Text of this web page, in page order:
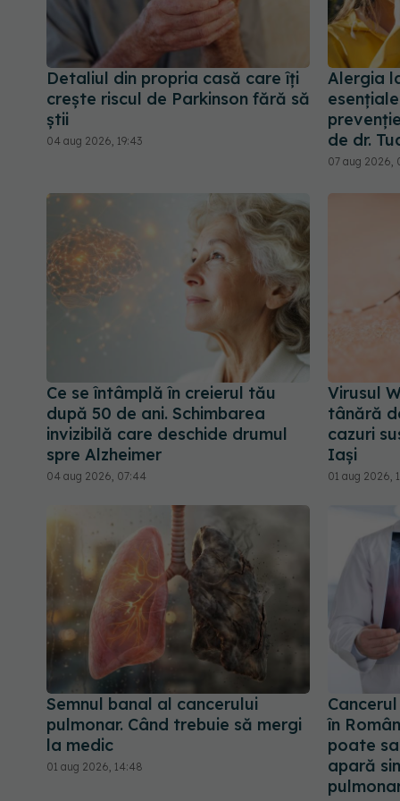
Detaliul din propria casă care îți
crește riscul de Parkinson fără să
știi
04 aug 2026, 19:43
Alergia
de dr.
07 aug 2026,
Ce se întâmplă în creierul tău
după 50 de ani. Schimbarea
invizibilă care deschide drumul
spre Alzheimer
04 aug 2026, 07:44
Virusul
tânără
cazuri
Iași
01 aug 2026,
Semnul banal al cancerului
pulmonar. Când trebuie să mergi
la medic
01 aug 2026, 14:48
în
poate
apară